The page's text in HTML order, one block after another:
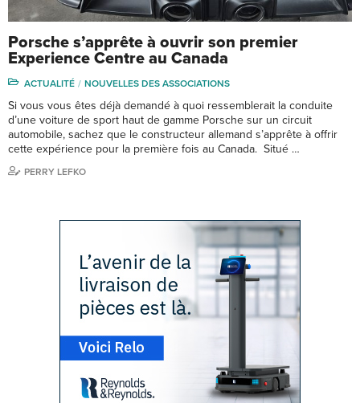
Porsche s’apprête à ouvrir son premier
Experience Centre au Canada
ACTUALITÉ NOUVELLES DES ASSOCIATIONS
Si vous vous êtes déjà demandé à quoi ressemblerait la conduite
d’une voiture de sport haut de gamme Porsche sur un circuit
automobile, sachez que le constructeur allemand s’apprête à offrir
cette expérience pour la première fois au Canada. Situé …
PERRY LEFKO